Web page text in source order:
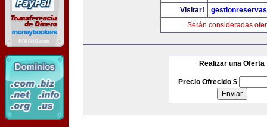
Visitar!
Serán consideradas
Realizar una Oferta
Precio Ofrecido $